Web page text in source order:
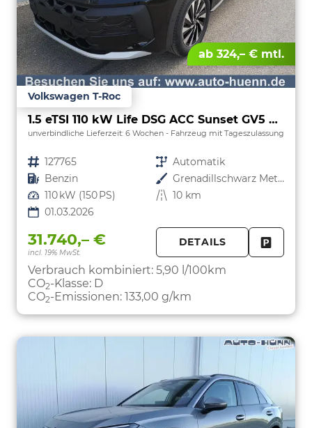
ab 324,– € mtl.
Volkswagen T-Roc
1.5 eTSI 110 kW Life DSG ACC Sunset GV5 neues Modell
unverbindliche Lieferzeit: 6 Wochen Fahrzeug mit Tageszulassung
Fahrzeugnr. 127765 Getriebe Automatik
Kraftstoff Benzin Außenfarbe
Grenadillschwarz Metallic
Leistung 110 kW (150 PS) Kilometerstand 10 km
01.03.2026
31.740,– €
incl. 19% MwSt.
DETAILS
Verbrauch kombiniert: 5,90 l/100km
CO2-Klasse: D
CO2-Emissionen: 133,00 g/km